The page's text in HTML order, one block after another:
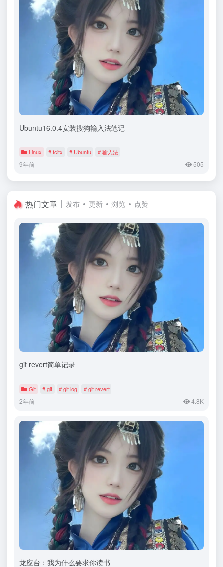
Ubuntu16.0.4安装搜狗输入法笔记
Linux # fcitx # Ubuntu # 输入法
9年前 505
热门文章 发布 更新 浏览 点赞
git revert简单记录
Git # git # git log # git revert
2年前 4.8K
龙应台：我为什么要求你读书